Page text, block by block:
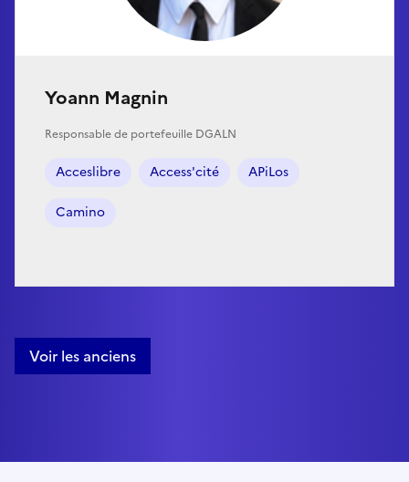
Yoann Magnin
Responsable de portefeuille DGALN
Acceslibre Access'cité APiLos
Camino
Voir les anciens